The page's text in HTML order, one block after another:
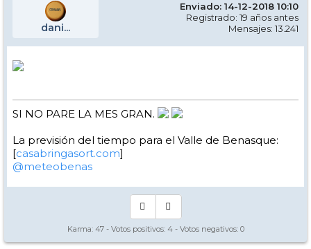
dani...
Enviado: 14-12-2018 10:10
Registrado: 19 años antes
Mensajes: 13.241
SI NO PARE LA MES GRAN.
La previsión del tiempo para el Valle de Benasque:
[casabringasort.com]
@meteobenas
Karma: 47- Votos positivos: 4- Votos negativos: 0